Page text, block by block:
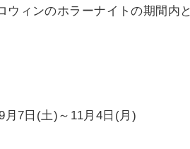
ウィンのホラーナイトの期間内
月7日(土)～11月4日(月)